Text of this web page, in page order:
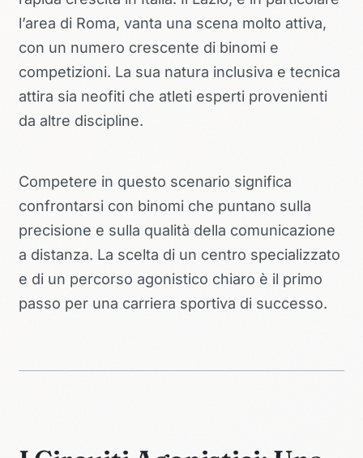
l’area di Roma, vanta una scena molto attiva,
con un numero crescente di binomi e
competizioni. La sua natura inclusiva e tecnica
attira sia neofiti che atleti esperti provenienti
da altre discipline.
Competere in questo scenario significa
confrontarsi con binomi che puntano sulla
precisione e sulla qualità della comunicazione
a distanza. La scelta di un centro specializzato
e di un percorso agonistico chiaro è il primo
passo per una carriera sportiva di successo.